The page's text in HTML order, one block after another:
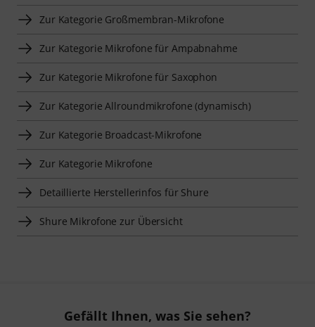
Zur Kategorie Großmembran-Mikrofone
Zur Kategorie Mikrofone für Ampabnahme
Zur Kategorie Mikrofone für Saxophon
Zur Kategorie Allroundmikrofone (dynamisch)
Zur Kategorie Broadcast-Mikrofone
Zur Kategorie Mikrofone
Detaillierte Herstellerinfos für Shure
Shure Mikrofone zur Übersicht
Gefällt Ihnen, was Sie sehen?